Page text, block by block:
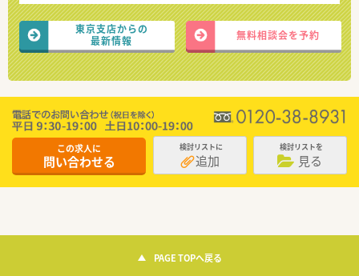
東京支店からの
最新情報
無料相談会を予約
この求人に
問い合わせる
検討リストに
追加
検討リストを
見る
PAGE TOPへ戻る